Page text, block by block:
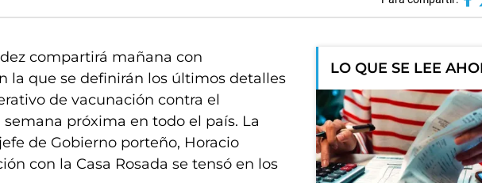
compartirá mañana con
la que se definirán los últimos detalles
de vacunación contra el
próxima en todo el país. La
de Gobierno porteño, Horacio
con la Casa Rosada se tensó en los
LO QUE SE LEE